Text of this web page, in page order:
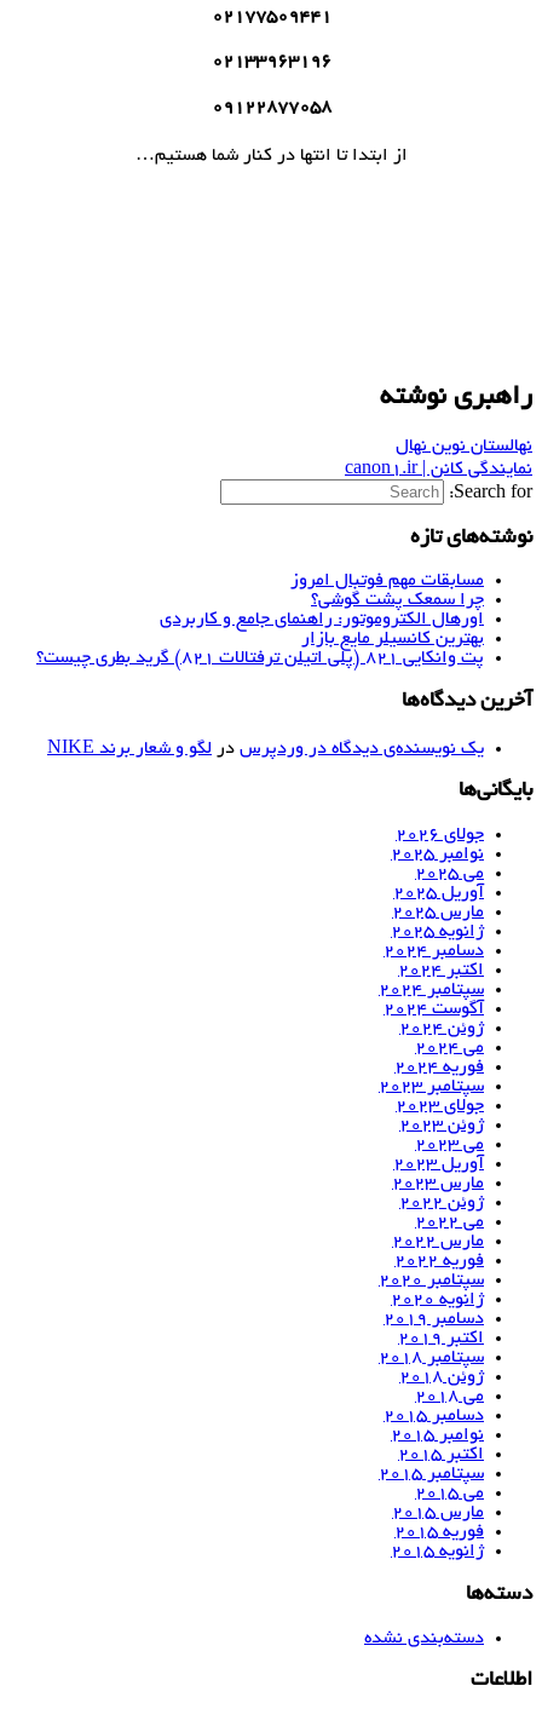
02177509441
02133963196
09122877058
از ابتدا تا انتها در کنار شما هستیم…
راهبری نوشته
نهالستان نوین نهال
نمایندگی کانن | canon1.ir
Search for:
نوشته‌های تازه
مسابقات مهم فوتبال امروز
چرا سمعک پشت گوشی؟
اورهال الکتروموتور: راهنمای جامع و کاربردی
بهترین کانسیلر مایع بازار
پت وانکایی ۸۲۱ (پلی اتیلن ترفتالات ۸۲۱) گرید بطری چیست؟
آخرین دیدگاه‌ها
یک نویسنده‌ی دیدگاه در وردپرس در لگو و شعار برند NIKE
بایگانی‌ها
جولای 2026
نوامبر 2025
می 2025
آوریل 2025
مارس 2025
ژانویه 2025
دسامبر 2024
اکتبر 2024
سپتامبر 2024
آگوست 2024
ژوئن 2024
می 2024
فوریه 2024
سپتامبر 2023
جولای 2023
ژوئن 2023
می 2023
آوریل 2023
مارس 2023
ژوئن 2022
می 2022
مارس 2022
فوریه 2022
سپتامبر 2020
ژانویه 2020
دسامبر 2019
اکتبر 2019
سپتامبر 2018
ژوئن 2018
می 2018
دسامبر 2015
نوامبر 2015
اکتبر 2015
سپتامبر 2015
می 2015
مارس 2015
فوریه 2015
ژانویه 2015
دسته‌ها
دسته‌بندی نشده
اطلاعات